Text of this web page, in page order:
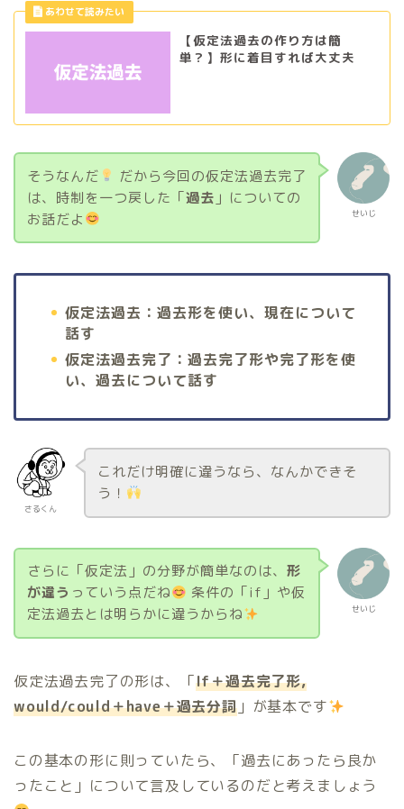
【仮定法過去の作り方は簡
単？】形に着目すれば大丈夫
せいじ
そうなんだ
だから今回の仮定法過去完了
は、時制を一つ戻した「過去 」についての
お話だよ
仮定法過去：過去形を使い、現在について
話す
仮定法過去完了：過去完了形や完了形を使
い、過去について話す
さるくん
これだけ明確に違うなら、なんかできそ
う！
せいじ
さらに「仮定法」の分野が簡単なのは、 形
が違う っていう点だね
条件の「if」や仮
定法過去とは明らかに違うからね
仮定法過去完了の形は、「If＋過去完了形,
would/could＋have＋過去分詞」が基本です
この基本の形に則っていたら、「過去にあったら良か
ったこと」について言及しているのだと考えましょう